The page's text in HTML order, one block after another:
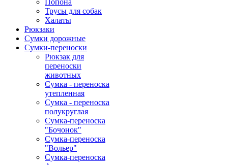
Попона
Трусы для собак
Халаты
Рюкзаки
Сумки дорожные
Сумки-переноски
Рюкзак для
переноски
животных
Сумка - переноска
утепленная
Сумка - переноска
полукруглая
Сумка-переноска
"Бочонок"
Сумка-переноска
"Вольер"
Сумка-переноска